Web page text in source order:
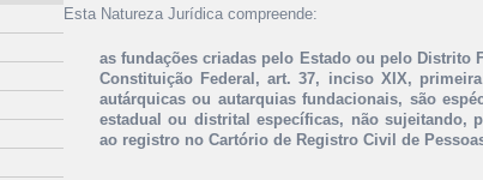
Esta Natureza Jurídica compreende:
as fundações criadas pelo Estado ou pelo
Constituição Federal, art. 37, inciso XIX,
autárquicas ou autarquias fundacionais, são
estadual ou distrital específicas, não sujeitando,
ao registro no Cartório de Registro Civil de